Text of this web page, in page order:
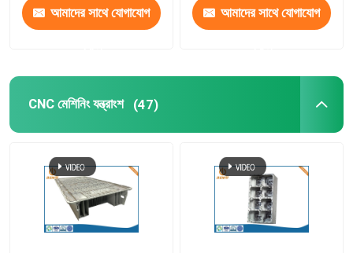
আমাদের সাথে যোগাযোগ আমাদের সাথে যোগাযোগ
CNC মেশিনিং যন্ত্রাংশ (47)